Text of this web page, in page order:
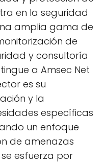
en la seguridad
amplia gama de
de
y consultoría
a Amsec Net
es su
y la
específicas
un enfoque
de amenazas
esfuerza por